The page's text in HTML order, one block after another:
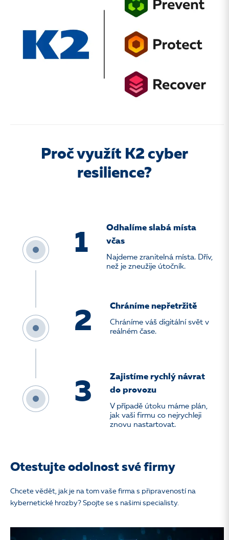
Proč využít K2 cyber
resilience?
1
Odhalíme slabá místa
včas
Najdeme zranitelná místa. Dřív,
než je zneužije útočník.
2
Chráníme nepřetržitě
Chráníme váš digitální svět v
reálném čase.
3
Zajistíme rychlý návrat
do provozu
V případě útoku máme plán,
jak vaši firmu co nejrychleji
znovu nastartovat.
Otestujte odolnost své firmy
Chcete vědět, jak je na tom vaše firma s připraveností na
kybernetické hrozby? Spojte se s našimi specialisty.